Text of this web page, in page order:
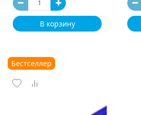
В корзину
Бестселлер